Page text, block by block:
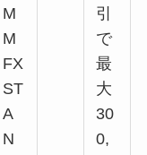
M
M
FX
ST
A
N
引
で
最
大
30
0,